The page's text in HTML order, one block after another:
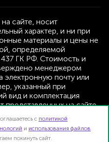
сайте, носит
характер, и ни при
материалы и цены не
определяемой
ГК РФ. Стоимость и
менеджером
почту или
указанный при
вид и комплектация
представленных на сайте.
дополнительного
с политикой
и использования файлов
покинуть сайт.